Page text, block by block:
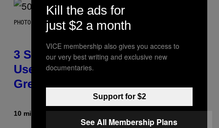
PHOTO BY GREGORY BOJORQUEZ/GETTY IMAGES
3 Songs That Were Commonly
Used As a Ringtone or Voicemail
Greeting in the 2000s
10 minutes agoByDan Milam
Kill the ads for
just $2 a month
VICE membership also gives you access to
our very best writing and exclusive new
documentaries.
Support for $2
See All Membership Plans